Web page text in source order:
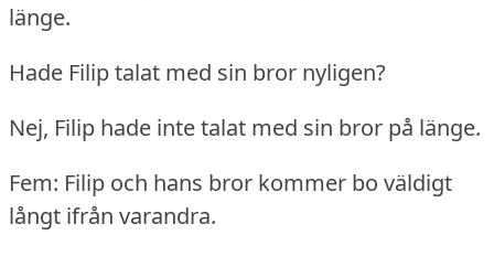
länge.
Hade Filip talat med sin bror nyligen?
Nej, Filip hade inte talat med sin bror på länge.
Fem: Filip och hans bror kommer bo väldigt
långt ifrån varandra.